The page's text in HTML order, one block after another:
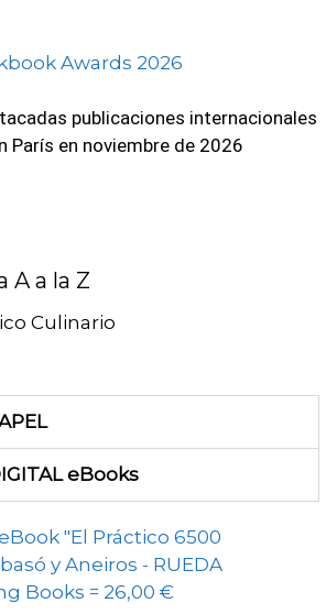
publicaciones internacionales
París en noviembre de 2026
A a la Z
Culinario
eBooks